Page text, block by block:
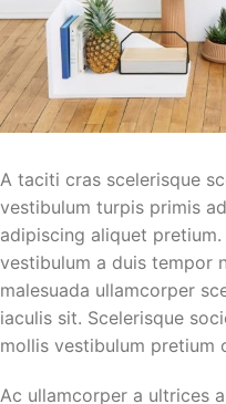
A taciti cras scelerisque
vestibulum turpis primis
adipiscing aliquet
vestibulum a duis tempor
malesuada ullamcorper
iaculis sit. Scelerisque
mollis vestibulum pretium
Ac ullamcorper a ultrices